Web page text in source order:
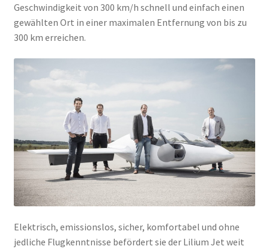
Geschwindigkeit von 300 km/h schnell und einfach einen
gewählten Ort in einer maximalen Entfernung von bis zu
300 km erreichen.
Elektrisch, emissionslos, sicher, komfortabel und ohne
jedliche Flugkenntnisse befördert sie der Lilium Jet weit